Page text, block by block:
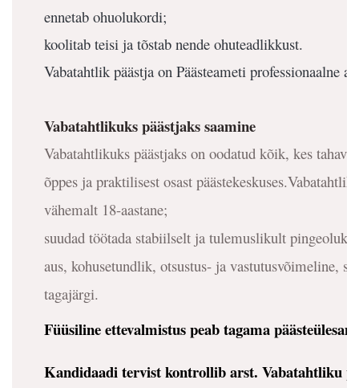
ennetab ohuolukordi;
koolitab teisi ja tõstab nende ohuteadlikkust.
Vabatahtlik päästja on Päästeameti professionaalne
Vabatahtlikuks päästjaks saamine
Vabatahtlikuks päästjaks on oodatud kõik, kes
õppes ja praktilisest osast
vähemalt 18-aastane;
suudad töötada stabiilselt ja tulemuslikult
aus, kohusetundlik, otsustus- ja vastutusvõimeline,
tagajärgi.
Füüsiline ettevalmistus peab tagama
Kandidaadi tervist kontrollib arst. Vabatahtliku